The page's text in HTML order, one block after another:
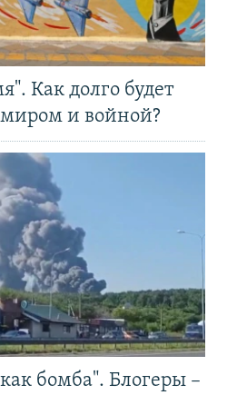
Как долго будет
и войной?
бомба". Блогеры –